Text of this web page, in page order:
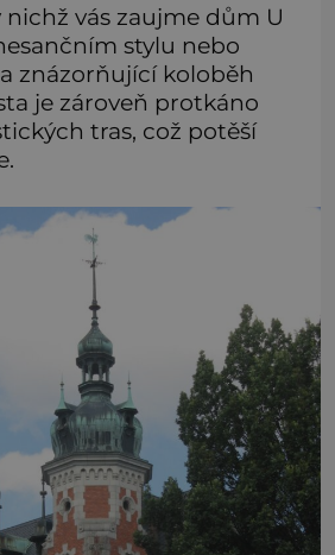
nichž vás zaujme dům U
stylu nebo
znázorňující koloběh
je zároveň protkáno
tras, což potěší